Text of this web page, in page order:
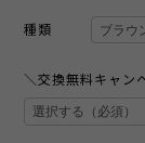
種類
＼交換無料キャン